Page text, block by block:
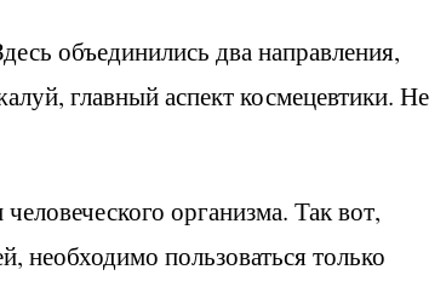
объединились два направления,
главный аспект космецевтики. Не
организма. Так вот,
необходимо пользоваться только